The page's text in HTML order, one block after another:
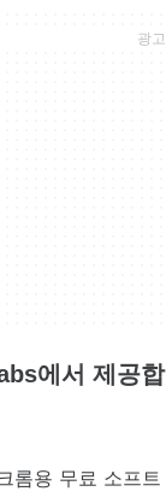
에서 제공합
롬용 무료 소프트